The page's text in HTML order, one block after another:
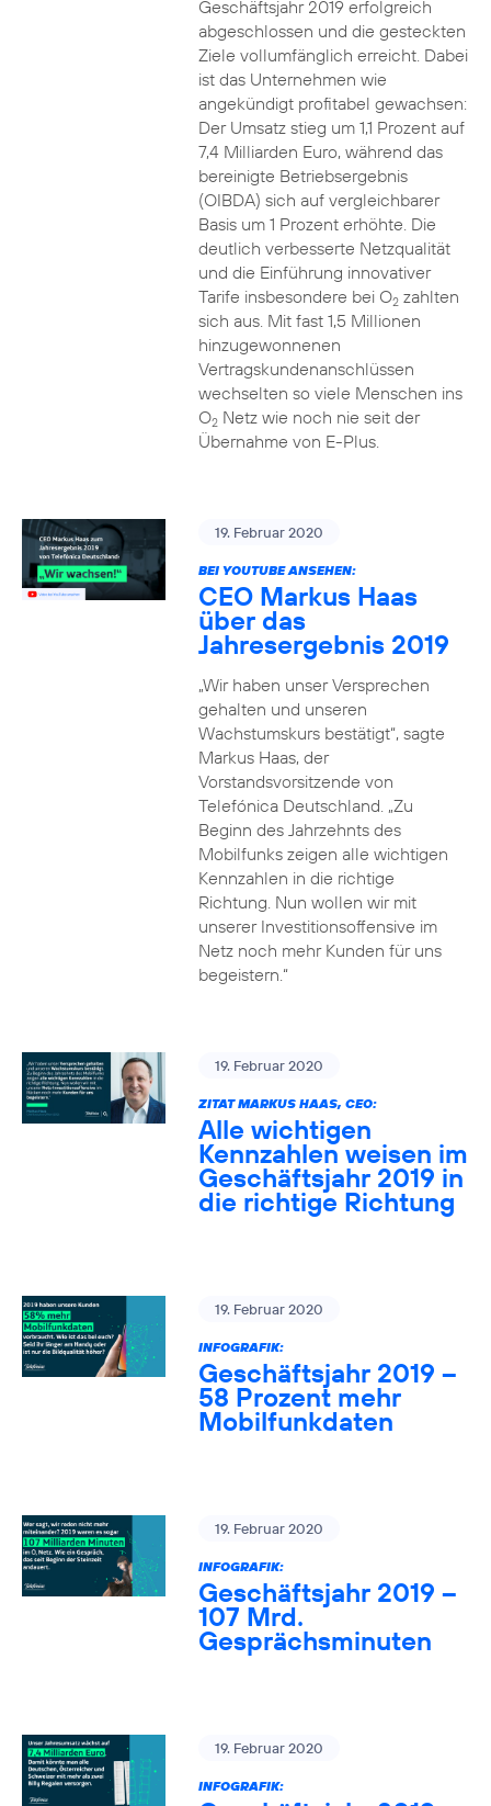
Geschäftsjahr 2019 erfolgreich
abgeschlossen und die gesteckten
Ziele vollumfänglich erreicht. Dabei
ist das Unternehmen wie
angekündigt profitabel gewachsen:
Der Umsatz stieg um 1,1 Prozent auf
7,4 Milliarden Euro, während das
bereinigte Betriebsergebnis
(OIBDA) sich auf vergleichbarer
Basis um 1 Prozent erhöhte. Die
deutlich verbesserte Netzqualität
und die Einführung innovativer
Tarife insbesondere bei O2zahlten
sich aus. Mit fast 1,5 Millionen
hinzugewonnenen
Vertragskundenanschlüssen
wechselten so viele Menschen ins
O2Netz wie noch nie seit der
Übernahme von E-Plus.
19. Februar 2020
BEI YOUTUBE ANSEHEN:
CEO Markus Haas
über das
Jahresergebnis 2019
„Wir haben unser Versprechen
gehalten und unseren
Wachstumskurs bestätigt“, sagte
Markus Haas, der
Vorstandsvorsitzende von
Telefónica Deutschland. „Zu
Beginn des Jahrzehnts des
Mobilfunks zeigen alle wichtigen
Kennzahlen in die richtige
Richtung. Nun wollen wir mit
unserer Investitionsoffensive im
Netz noch mehr Kunden für uns
begeistern.“
19. Februar 2020
ZITAT MARKUS HAAS, CEO:
Alle wichtigen
Kennzahlen weisen im
Geschäftsjahr 2019 in
die richtige Richtung
19. Februar 2020
INFOGRAFIK:
Geschäftsjahr 2019 –
58 Prozent mehr
Mobilfunkdaten
19. Februar 2020
INFOGRAFIK:
Geschäftsjahr 2019 –
107 Mrd.
Gesprächsminuten
19. Februar 2020
INFOGRAFIK: